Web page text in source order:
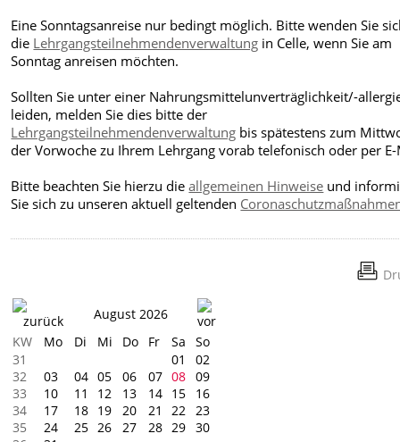
Eine Sonntagsanreise nur bedingt möglich. Bitte wenden Sie
die Lehrgangsteilnehmendenverwaltung in Celle, wenn Sie am
Sonntag anreisen möchten.
Sollten Sie unter einer Nahrungsmittelunverträglichkeit/-
leiden, melden Sie dies bitte der
Lehrgangsteilnehmendenverwaltung bis spätestens zum
der Vorwoche zu Ihrem Lehrgang vorab telefonisch oder per
Bitte beachten Sie hierzu dieallgemeinen Hinweise und
Sie sich zu unseren aktuell geltenden
August 2026
KW
Mo Di Mi Do Fr Sa
So
31
01
02
32
03 04 05 06 07 08
09
33
10 11 12 13 14 15
16
34
17 18 19 20 21 22
23
35
24 25 26 27 28 29
30